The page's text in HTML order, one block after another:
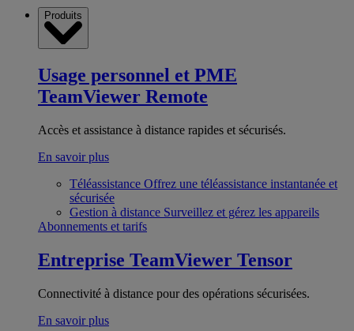
Produits
Usage personnel et PME
TeamViewer Remote
Accès et assistance à distance rapides et sécurisés.
En savoir plus
Téléassistance Offrez une téléassistance instantanée et
sécurisée
Gestion à distance Surveillez et gérez les appareils
Abonnements et tarifs
Entreprise TeamViewer Tensor
Connectivité à distance pour des opérations sécurisées.
En savoir plus